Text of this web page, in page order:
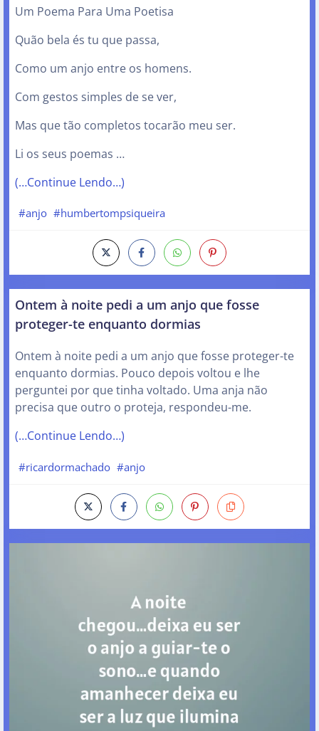
Um Poema Para Uma Poetisa
Quão bela és tu que passa,
Como um anjo entre os homens.
Com gestos simples de se ver,
Mas que tão completos tocarão meu ser.
Li os seus poemas …
(…Continue Lendo…)
#anjo #humbertompsiqueira
Ontem à noite pedi a um anjo que fosse
proteger-te enquanto dormias
Ontem à noite pedi a um anjo que fosse proteger-te
enquanto dormias. Pouco depois voltou e lhe
perguntei por que tinha voltado. Uma anja não
precisa que outro o proteja, respondeu-me.
(…Continue Lendo…)
#ricardormachado #anjo